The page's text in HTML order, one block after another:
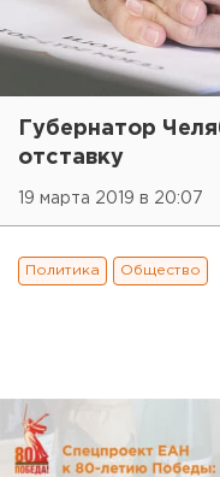
Губернатор
отставку
19 марта 2019 в 20:07
Политика Общество